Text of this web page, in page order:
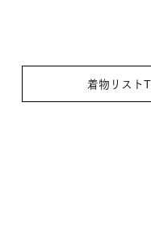
着物リスト